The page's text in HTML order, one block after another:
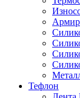
Тефлон